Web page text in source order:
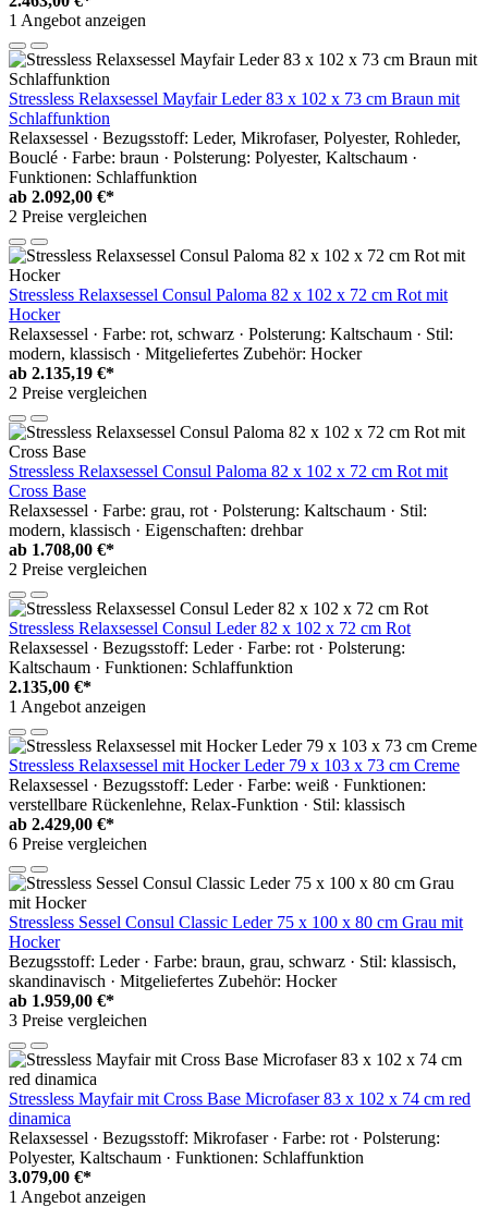
1 Angebot anzeigen
Stressless Relaxsessel Mayfair Leder 83 x 102 x 73 cm Braun mit
Schlaffunktion
Relaxsessel · Bezugsstoff: Leder, Mikrofaser, Polyester, Rohleder,
Bouclé · Farbe: braun · Polsterung: Polyester, Kaltschaum ·
Funktionen: Schlaffunktion
ab 2.092,00 €*
2 Preise vergleichen
Stressless Relaxsessel Consul Paloma 82 x 102 x 72 cm Rot mit
Hocker
Relaxsessel · Farbe: rot, schwarz · Polsterung: Kaltschaum · Stil:
modern, klassisch · Mitgeliefertes Zubehör: Hocker
ab 2.135,19 €*
2 Preise vergleichen
Stressless Relaxsessel Consul Paloma 82 x 102 x 72 cm Rot mit
Cross Base
Relaxsessel · Farbe: grau, rot · Polsterung: Kaltschaum · Stil:
modern, klassisch · Eigenschaften: drehbar
ab 1.708,00 €*
2 Preise vergleichen
Stressless Relaxsessel Consul Leder 82 x 102 x 72 cm Rot
Relaxsessel · Bezugsstoff: Leder · Farbe: rot · Polsterung:
Kaltschaum · Funktionen: Schlaffunktion
2.135,00 €*
1 Angebot anzeigen
Stressless Relaxsessel mit Hocker Leder 79 x 103 x 73 cm Creme
Relaxsessel · Bezugsstoff: Leder · Farbe: weiß · Funktionen:
verstellbare Rückenlehne, Relax-Funktion · Stil: klassisch
ab 2.429,00 €*
6 Preise vergleichen
Stressless Sessel Consul Classic Leder 75 x 100 x 80 cm Grau mit
Hocker
Bezugsstoff: Leder · Farbe: braun, grau, schwarz · Stil: klassisch,
skandinavisch · Mitgeliefertes Zubehör: Hocker
ab 1.959,00 €*
3 Preise vergleichen
Stressless Mayfair mit Cross Base Microfaser 83 x 102 x 74 cm red
dinamica
Relaxsessel · Bezugsstoff: Mikrofaser · Farbe: rot · Polsterung:
Polyester, Kaltschaum · Funktionen: Schlaffunktion
3.079,00 €*
1 Angebot anzeigen